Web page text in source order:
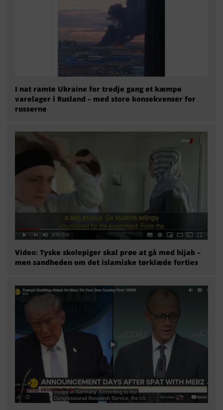
I nat ramte Ukraine for tredje gang et kæmpe
varelager i Rusland – med store konsekvenser for
russerne
Video: Tyske skolepiger skal prøe at gå med hijab –
men sandheden om det islamiske tørklæde forties